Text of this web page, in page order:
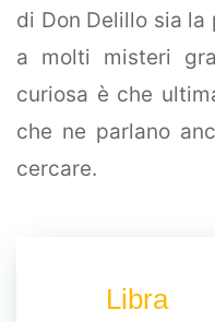
di Don Delillo sia
a molti misteri
curiosa è che
che ne parlano
cercare.
Libra